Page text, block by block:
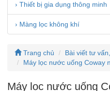
› Thiết bị gia dụng thông minh
› Màng lọc không khí
Trang chủ
Bài viết tư
Máy lọc nước uống Coway
Máy lọc nước uống